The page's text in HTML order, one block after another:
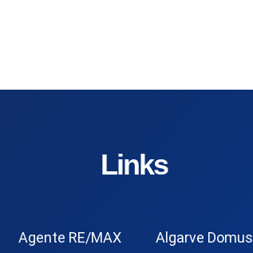
Links
Agente RE/MAX Algarve Domus